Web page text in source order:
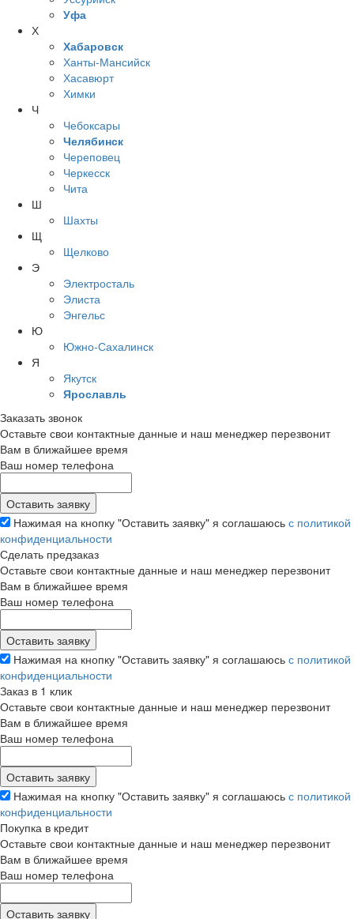
Уфа
Х
Хабаровск
Ханты-Мансийск
Хасавюрт
Химки
Ч
Чебоксары
Челябинск
Череповец
Черкесск
Чита
Ш
Шахты
Щ
Щелково
Э
Электросталь
Элиста
Энгельс
Ю
Южно-Сахалинск
Я
Якутск
Ярославль
Заказать звонок
Оставьте свои контактные данные и наш менеджер перезвонит
Вам в ближайшее время
Ваш номер телефона
Нажимая на кнопку "Оставить заявку" я соглашаюсь с политикой
конфиденциальности
Сделать предзаказ
Оставьте свои контактные данные и наш менеджер перезвонит
Вам в ближайшее время
Ваш номер телефона
Нажимая на кнопку "Оставить заявку" я соглашаюсь с политикой
конфиденциальности
Заказ в 1 клик
Оставьте свои контактные данные и наш менеджер перезвонит
Вам в ближайшее время
Ваш номер телефона
Нажимая на кнопку "Оставить заявку" я соглашаюсь с политикой
конфиденциальности
Покупка в кредит
Оставьте свои контактные данные и наш менеджер перезвонит
Вам в ближайшее время
Ваш номер телефона